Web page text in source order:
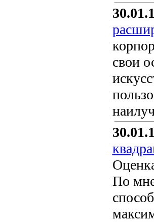
свои
По